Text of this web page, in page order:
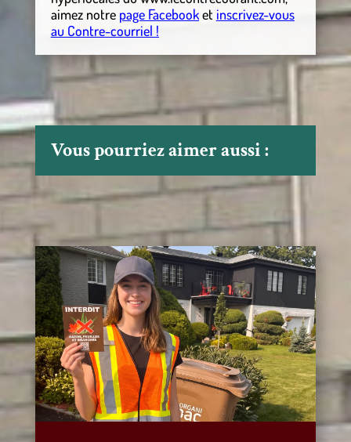
aimez notre page Facebooket inscrivez-vous
au Contre-courriel !
Vous pourriez aimer aussi :